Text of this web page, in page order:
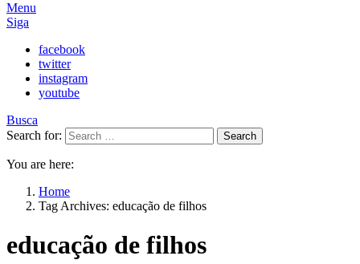
Menu
Siga
facebook
twitter
instagram
youtube
Busca
Search for:
Search
You are here:
Home
Tag Archives: educação de filhos
educação de filhos